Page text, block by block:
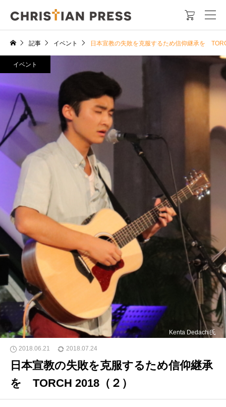

記事 イベント 日本宣教の失敗を克服するため信仰継承を
Kenta Dedachi氏
イベント
2018.06.21 2018.07.24
日本宣教の失敗を克服するため信仰継承
を TORCH 2018（２）